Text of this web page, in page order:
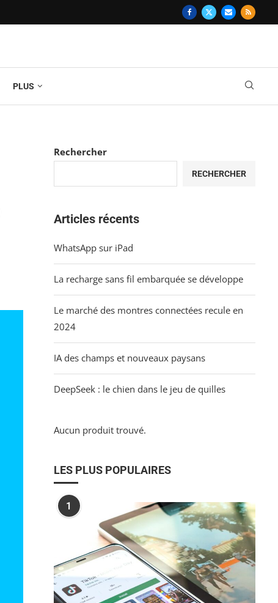
PLUS
Rechercher
RECHERCHER
Articles récents
WhatsApp sur iPad
La recharge sans fil embarquée se développe
Le marché des montres connectées recule en
2024
IA des champs et nouveaux paysans
DeepSeek : le chien dans le jeu de quilles
Aucun produit trouvé.
LES PLUS POPULAIRES
1